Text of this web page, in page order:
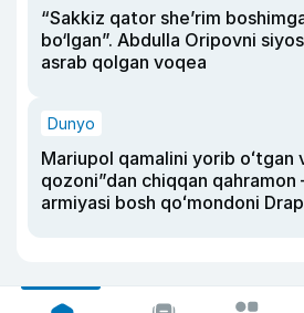
“Sakkiz qator she’rim
bo‘lgan”. Abdulla Oripovni
asrab qolgan voqea
Dunyo
Mariupol qamalini yorib oʻtgan
qozoni”dan chiqqan
armiyasi bosh qoʻmondoni